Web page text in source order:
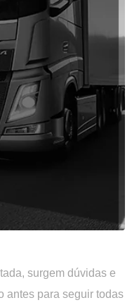
surgem dúvidas e
antes para seguir todas